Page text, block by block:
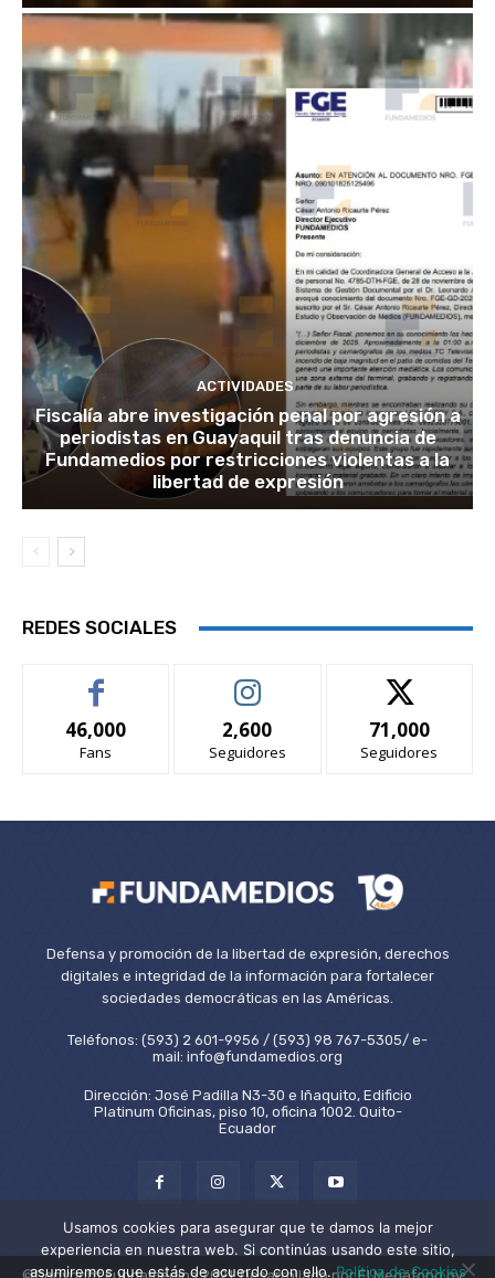
ACTIVIDADES
Fiscalía abre investigación penal por agresión a
periodistas en Guayaquil tras denuncia de
Fundamedios por restricciones violentas a la
libertad de expresión
REDES SOCIALES
46,000
Fans
2,600
Seguidores
71,000
Seguidores
Defensa y promoción de la libertad de expresión, derechos
digitales e integridad de la información para fortalecer
sociedades democráticas en las Américas.
Teléfonos: (593) 2 601-9956 / (593) 98 767-5305/ e-
mail: info@fundamedios.org
Dirección: José Padilla N3-30 e Iñaquito, Edificio
Platinum Oficinas, piso 10, oficina 1002. Quito-
Ecuador
Usamos cookies para asegurar que te damos la mejor
experiencia en nuestra web. Si continúas usando este sitio,
asumiremos que estás de acuerdo con ello.Política de Cookies